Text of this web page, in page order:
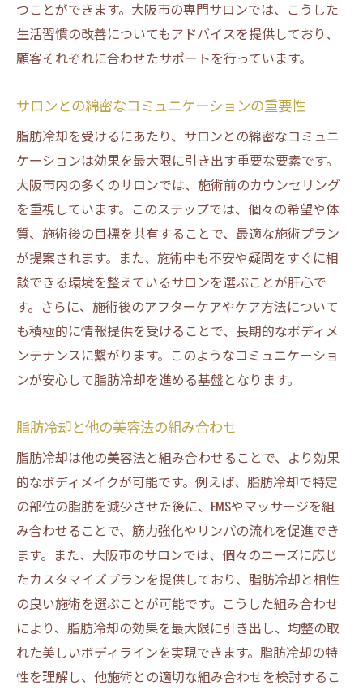
つことができます。大阪市の専門サロンでは、こうした
生活習慣の改善についてもアドバイスを提供しており、
顧客それぞれに合わせたサポートを行っています。
サロンとの綿密なコミュニケーションの重要性
脂肪冷却を受けるにあたり、サロンとの綿密なコミュニ
ケーションは効果を最大限に引き出す重要な要素です。
大阪市内の多くのサロンでは、施術前のカウンセリング
を重視しています。このステップでは、個々の希望や体
質、施術後の目標を共有することで、最適な施術プラン
が提案されます。また、施術中も不安や疑問をすぐに相
談できる環境を整えているサロンを選ぶことが肝心で
す。さらに、施術後のアフターケアやケア方法について
も積極的に情報提供を受けることで、長期的なボディメ
ンテナンスに繋がります。このようなコミュニケーショ
ンが安心して脂肪冷却を進める基盤となります。
脂肪冷却と他の美容法の組み合わせ
脂肪冷却は他の美容法と組み合わせることで、より効果
的なボディメイクが可能です。例えば、脂肪冷却で特定
の部位の脂肪を減少させた後に、EMSやマッサージを組
み合わせることで、筋力強化やリンパの流れを促進でき
ます。また、大阪市のサロンでは、個々のニーズに応じ
たカスタマイズプランを提供しており、脂肪冷却と相性
の良い施術を選ぶことが可能です。こうした組み合わせ
により、脂肪冷却の効果を最大限に引き出し、均整の取
れた美しいボディラインを実現できます。脂肪冷却の特
性を理解し、他施術との適切な組み合わせを検討するこ